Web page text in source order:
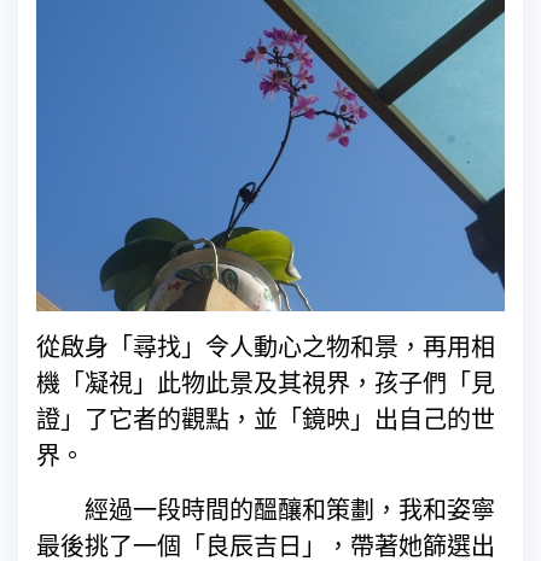
從啟身「尋找」令人動心之物和景，再用相
機「凝視」此物此景及其視界，孩子們「見
證」了它者的觀點，並「鏡映」出自己的世
界。
經過一段時間的醞釀和策劃，我和姿寧
最後挑了一個「良辰吉日」，帶著她篩選出